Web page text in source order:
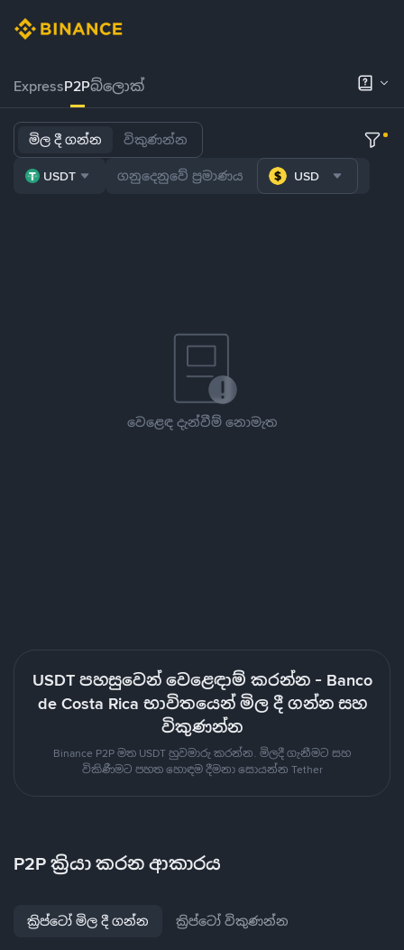
ExpressP2Pබ්ලොක්
මිල දී ගන්න විකුණන්න
USDT USD
වෙළෙඳ දැන්වීම් නොමැත
USDT පහසුවෙන් වෙළෙඳාම් කරන්න - Banco
de Costa Rica භාවිතයෙන් මිල දී ගන්න සහ
විකුණන්න
Binance P2P මත USDT හුවමාරු කරන්න. මිලදී ගැනීමට සහ
විකිණීමට පහත හොඳම දීමනා සොයන්න Tether
P2P ක්‍රියා කරන ආකාරය
ක්‍රිප්ටෝ මිල දී ගන්න ක්‍රිප්ටෝ විකුණන්න